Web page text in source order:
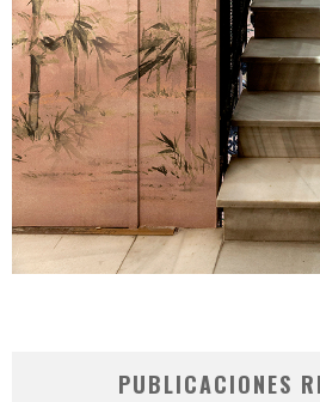
PUBLICACIONES